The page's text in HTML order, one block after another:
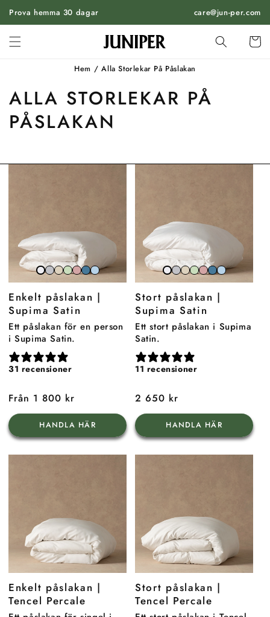
TILL
INNEHÅLL
Prova hemma 30 dagar care@jun-per.com
Vagn
Hem / Alla Storlekar På Påslakan
ALLA STORLEKAR PÅ
PÅSLAKAN
Snow
White
Stone
Grey
Beach
Sand
Sage
Green
Gemstone
Pink
North
Sea
Blue
Sky
Blue
Enkelt påslakan |
Supima Satin
Ett påslakan för en person
i Supima Satin.
31 recensioner
Ordinarie
pris
Från 1 800 kr
HANDLA HÄR
Snow
White
Stone
Grey
Beach
Sand
Sage
Green
Gemstone
Pink
North
Sea
Blue
Sky
Blue
Stort påslakan |
Supima Satin
Ett stort påslakan i Supima
Satin.
11 recensioner
Ordinarie
pris
2 650 kr
HANDLA HÄR
Enkelt påslakan |
Tencel Percale
Stort påslakan |
Tencel Percale